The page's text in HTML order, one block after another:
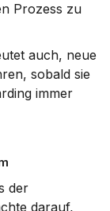
Prozess zu
auch, neue
sobald sie
immer
der
darauf,